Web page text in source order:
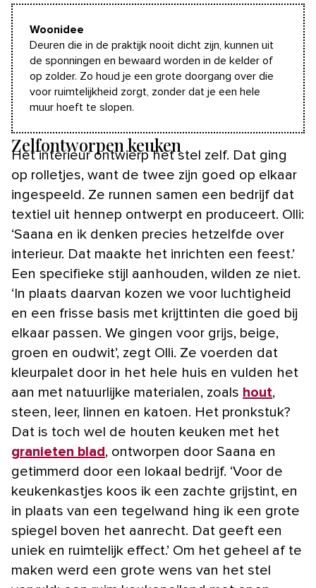
Woonidee
Deuren die in de praktijk nooit dicht zijn, kunnen uit
de sponningen en bewaard worden in de kelder of
op zolder. Zo houd je een grote doorgang over die
voor ruimtelijkheid zorgt, zonder dat je een hele
muur hoeft te slopen.
Zelfontworpen keuken
Het interieur ontwierp het stel zelf. Dat ging
op rolletjes, want de twee zijn goed op elkaar
ingespeeld. Ze runnen samen een bedrijf dat
textiel uit hennep ontwerpt en produceert. Olli:
‘Saana en ik denken precies hetzelfde over
interieur. Dat maakte het inrichten een feest.’
Een specifieke stijl aanhouden, wilden ze niet.
‘In plaats daarvan kozen we voor luchtigheid
en een frisse basis met krijttinten die goed bij
elkaar passen. We gingen voor grijs, beige,
groen en oudwit’, zegt Olli. Ze voerden dat
kleurpalet door in het hele huis en vulden het
aan met natuurlijke materialen, zoals hout,
steen, leer, linnen en katoen. Het pronkstuk?
Dat is toch wel de houten keuken met het
granieten blad, ontworpen door Saana en
getimmerd door een lokaal bedrijf. ‘Voor de
keukenkastjes koos ik een zachte grijstint, en
in plaats van een tegelwand hing ik een grote
spiegel boven het aanrecht. Dat geeft een
uniek en ruimtelijk effect.’ Om het geheel af te
maken werd een grote wens van het stel